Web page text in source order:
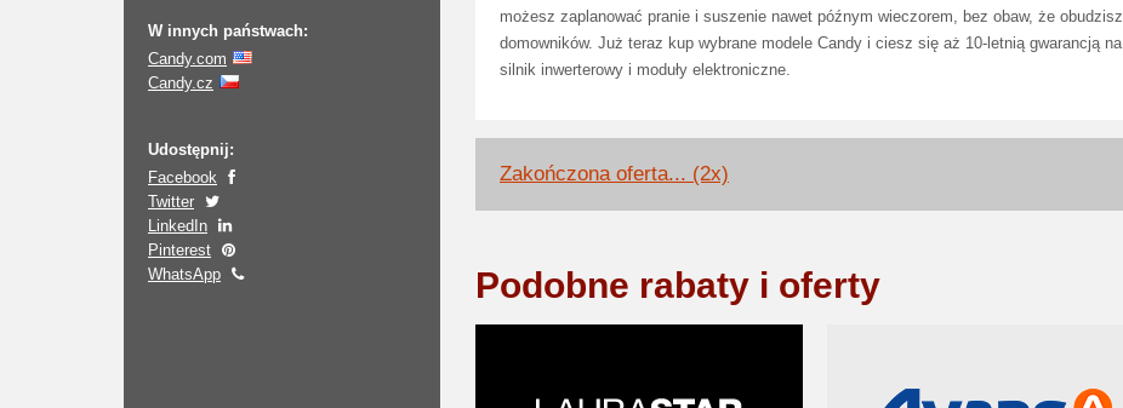
W innych państwach:
Candy.com
Candy.cz
Udostępnij:
Facebook
Twitter
LinkedIn
Pinterest
WhatsApp
możesz zaplanować pranie i suszenie nawet późnym wieczorem, bez obaw, że obudzisz
domowników. Już teraz kup wybrane modele Candy i ciesz się aż 10-letnią gwarancją na
silnik inwerterowy i moduły elektroniczne.
Zakończona oferta... (2x)
Podobne rabaty i oferty